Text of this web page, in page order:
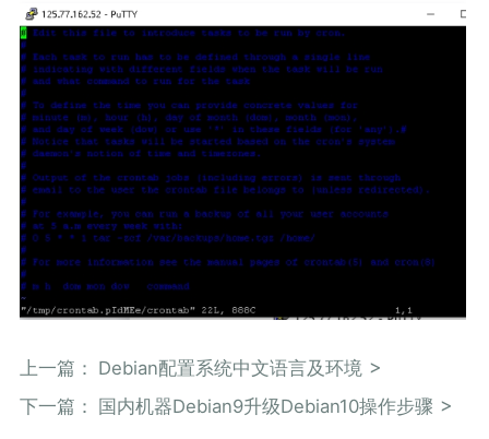
上一篇： Debian配置系统中文语言及环境
下一篇： 国内机器Debian9升级Debian10操作步骤